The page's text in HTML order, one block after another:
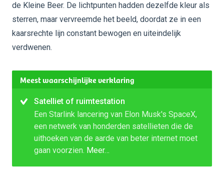
de Kleine Beer. De lichtpunten hadden dezelfde kleur als
sterren, maar vervreemde het beeld, doordat ze in een
kaarsrechte lijn constant bewogen en uiteindelijk
verdwenen.
Meest waarschijnlijke verklaring
Satelliet of ruimtestation
Een Starlink lancering van Elon Musk's SpaceX,
een netwerk van honderden satellieten die de
uithoeken van de aarde van beter internet moet
gaan voorzien. Meer…